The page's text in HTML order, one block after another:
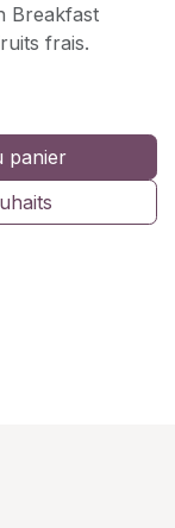
Breakfast
frais.
panier